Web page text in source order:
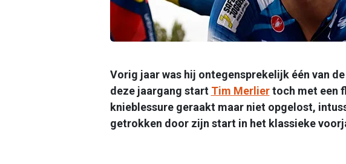
Vorig jaar was hij ontegensprekelijk één van
deze jaargang start Tim Merliertoch met een
knieblessure geraakt maar niet opgelost,
getrokken door zijn start in het klassieke